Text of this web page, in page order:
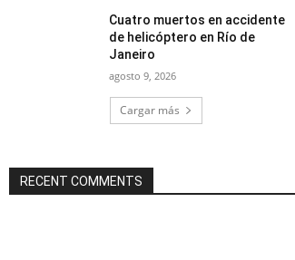
Cuatro muertos en accidente
de helicóptero en Río de
Janeiro
agosto 9, 2026
Cargar más
RECENT COMMENTS